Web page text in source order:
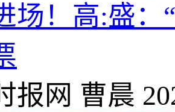
场！高:盛：
报网 曹晨